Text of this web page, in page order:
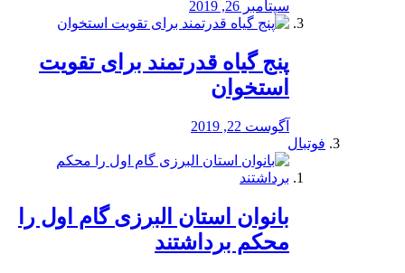
سپتامبر 26, 2019
پنج گیاه قدرتمند برای تقویت
استخوان
آگوست 22, 2019
فوتبال
بانوان استان البرزی گام اول را
محكم برداشتند